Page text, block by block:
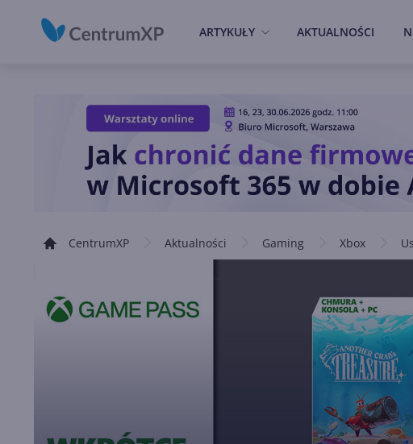
ARTYKUŁY AKTUALNOŚCI
CentrumXP Aktualności Gaming Xbox